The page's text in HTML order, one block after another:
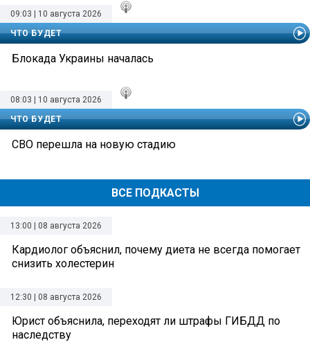
ВСЕ ПОДКАСТЫ
09:03 | 10 августа 2026
ЧТО БУДЕТ
Блокада Украины началась
08:03 | 10 августа 2026
ЧТО БУДЕТ
СВО перешла на новую стадию
13:00 | 08 августа 2026
Кардиолог объяснил, почему диета не всегда помогает
снизить холестерин
12:30 | 08 августа 2026
Юрист объяснила, переходят ли штрафы ГИБДД по
наследству